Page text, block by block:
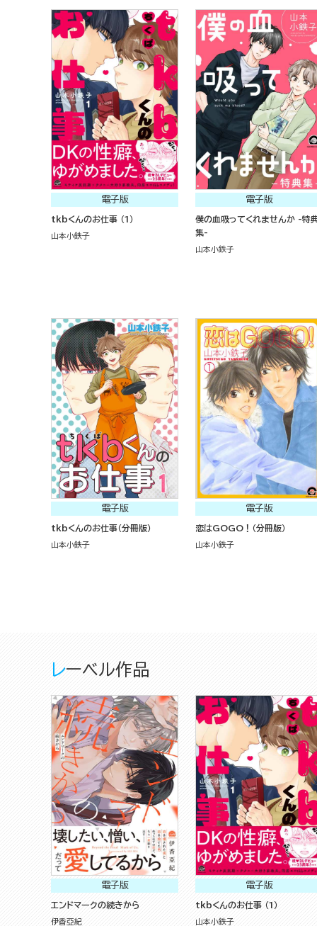
電子版
tkbくんのお仕事 （1）
山本小鉄子
電子版
僕の血吸ってくれませんか -特
集-
山本小鉄子
電子版
tkbくんのお仕事（分冊版）
山本小鉄子
電子版
恋はGOGO！（分冊版）
山本小鉄子
レーベル作品
電子版
エンドマークの続きから
伊香亞紀
電子版
tkbくんのお仕事 （1）
山本小鉄子